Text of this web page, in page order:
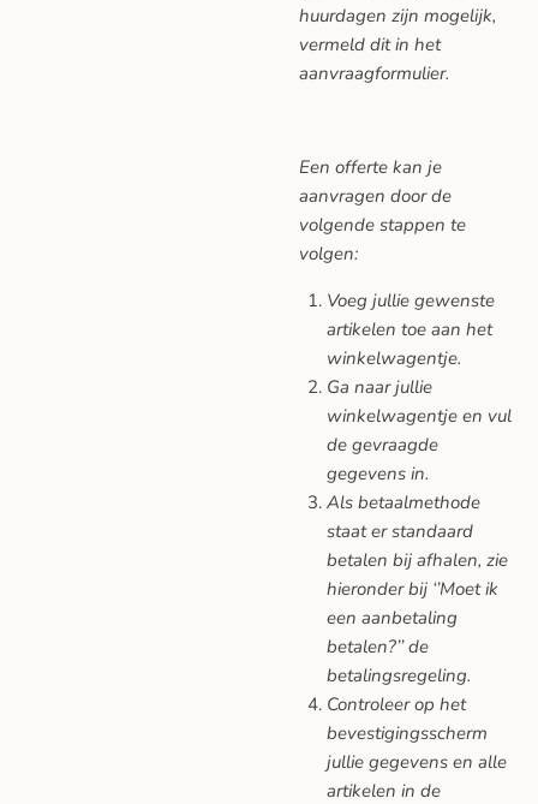
huurdagen zijn mogelijk,
vermeld dit in het
aanvraagformulier.
Een offerte kan je
aanvragen door de
volgende stappen te
volgen:
Voeg jullie gewenste
artikelen toe aan het
winkelwagentje.
Ga naar jullie
winkelwagentje en vul
de gevraagde
gegevens in.
Als betaalmethode
staat er standaard
betalen bij afhalen, zie
hieronder bij ‘’Moet ik
een aanbetaling
betalen?’’ de
betalingsregeling.
Controleer op het
bevestigingsscherm
jullie gegevens en alle
artikelen in de